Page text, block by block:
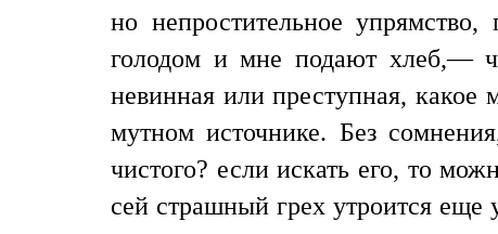
но непростительное
голодом и мне подают хлеб,—
невинная или преступная, какое
мутном источнике. Без
чистого? если искать его, то
сей страшный грех утроится